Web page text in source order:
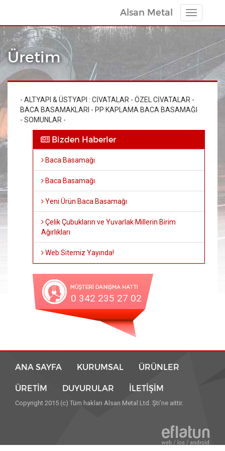
Toggle
Alsan Metal
Üretim
- ALTYAPI & ÜSTYAPI : CİVATALAR - ÖZEL CİVATALAR -
BACA BASAMAKLARI - PP KAPLAMA BACA BASAMAĞI
- SOMUNLAR -
Bizden Haberler
Baca Basamağı
Baca Basamağı
Yeni Ürün Baca Basamağı
Çelik Çubukların ve Yuvarlak Millerin Birim
Ağırlıkları
Web Sitemiz Yayında!
0 342 235 27 02
ANA SAYFA KURUMSAL ÜRÜNLER
ÜRETİM DUYURULAR İLETİŞİM
Copyright 2015 (c) Tüm hakları Alsan Metal Ltd. Şti’ne aittir.